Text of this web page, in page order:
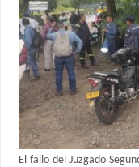
El fallo del Juzgado